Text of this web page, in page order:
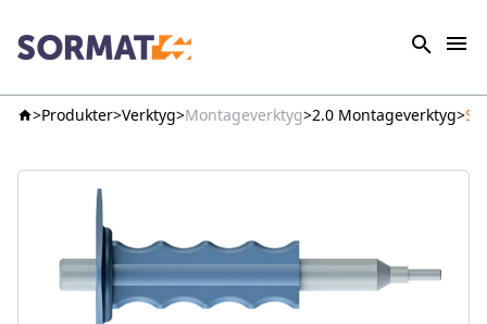
Produkter Verktyg Montageverktyg 2.0 Montageverktyg